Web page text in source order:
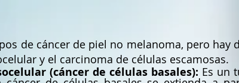
de cáncer de piel no melanoma, pero hay
y el carcinoma de células escamosas.
(cáncer de células basales): Es un